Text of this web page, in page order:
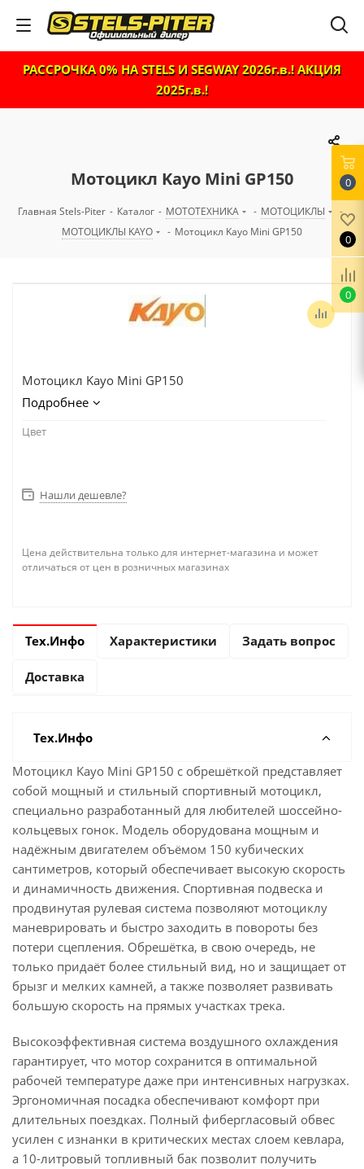
РАССРОЧКА 0% НА STELS И SEGWAY 2026г.в.! АКЦИЯ
2025г.в.!
Мотоцикл Kayo Mini GP150
Главная Stels-Piter - Каталог - МОТОТЕХНИКА - МОТОЦИКЛЫ
-
МОТОЦИКЛЫ KAYO
- Мотоцикл Kayo Mini GP150
Мотоцикл Kayo Mini GP150
Подробнее
Цвет
Нашли дешевле?
Цена действительна только для интернет-магазина и может
отличаться от цен в розничных магазинах
Тех.Инфо Характеристики Задать вопрос
Доставка
Тех.Инфо
Мотоцикл Kayo Mini GP150 с обрешёткой представляет
собой мощный и стильный спортивный мотоцикл,
специально разработанный для любителей шоссейно-
кольцевых гонок. Модель оборудована мощным и
надёжным двигателем объёмом 150 кубических
сантиметров, который обеспечивает высокую скорость
и динамичность движения. Спортивная подвеска и
продвинутая рулевая система позволяют мотоциклу
маневрировать и быстро заходить в повороты без
потери сцепления. Обрешётка, в свою очередь, не
только придаёт более стильный вид, но и защищает от
брызг и мелких камней, а также позволяет развивать
большую скорость на прямых участках трека.
Высокоэффективная система воздушного охлаждения
гарантирует, что мотор сохранится в оптимальной
рабочей температуре даже при интенсивных нагрузках.
Эргономичная посадка обеспечивают комфорт при
длительных поездках. Полный фибергласовый обвес
усилен с изнанки в критических местах слоем кевлара,
а 10-литровый топливный бак позволит получить
0
0
0